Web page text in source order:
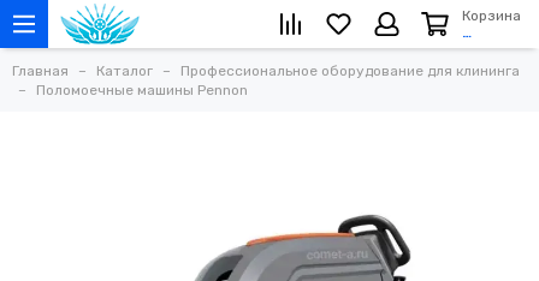
Корзина
…
Главная Каталог
Профессиональное оборудование для клининга
Поломоечные машины Pennon